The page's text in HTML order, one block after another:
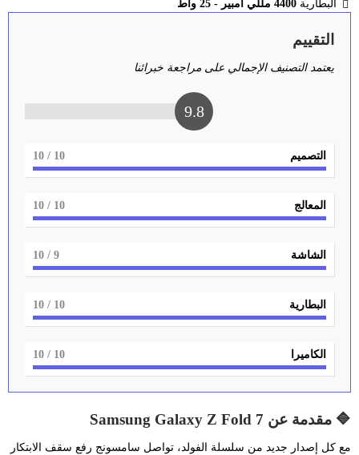
البطارية 4400 مللي أمبير - 25 واط
التقييم
يعتمد التصنيف الإجمالي على مراجعة خبرائنا
9.8
التصميم 10
/ 10
المعالج 10
/ 10
الشاشة 9
/ 10
البطارية 10
/ 10
الكاميرا 10
/ 10
🔷 مقدمة عن Samsung Galaxy Z Fold 7
مع كل إصدار جديد من سلسلة الفولد، تواصل سامسونج رفع سقف الابتكار